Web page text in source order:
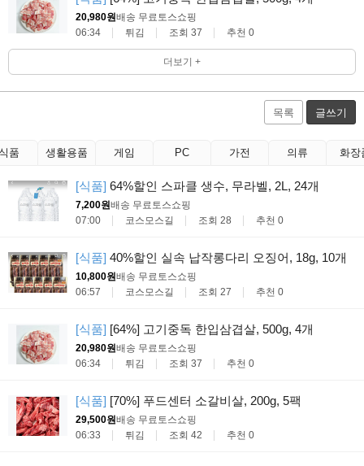
20,980원배송 무료 토스쇼핑
06:34
튀김 조회 37 추천 0
더보기 +
목록 글쓰기
품 생활용품 게임 PC 가전 의류 화장
[식품] 64%할인 스파클 생수, 무라벨, 2L, 24개
7,200원배송 무료 토스쇼핑
07:00
코스모스길 조회 28 추천 0
[식품] 40%할인 실속 납작롱다리 오징어, 18g, 10개
10,800원배송 무료 토스쇼핑
06:57
코스모스길 조회 27 추천 0
[식품] [64%] 고기중독 한입삼겹살, 500g, 4개
20,980원배송 무료 토스쇼핑
06:34
튀김 조회 37 추천 0
[식품] [70%] 푸드센터 소갈비살, 200g, 5팩
29,500원배송 무료 토스쇼핑
06:33
튀김 조회 42 추천 0